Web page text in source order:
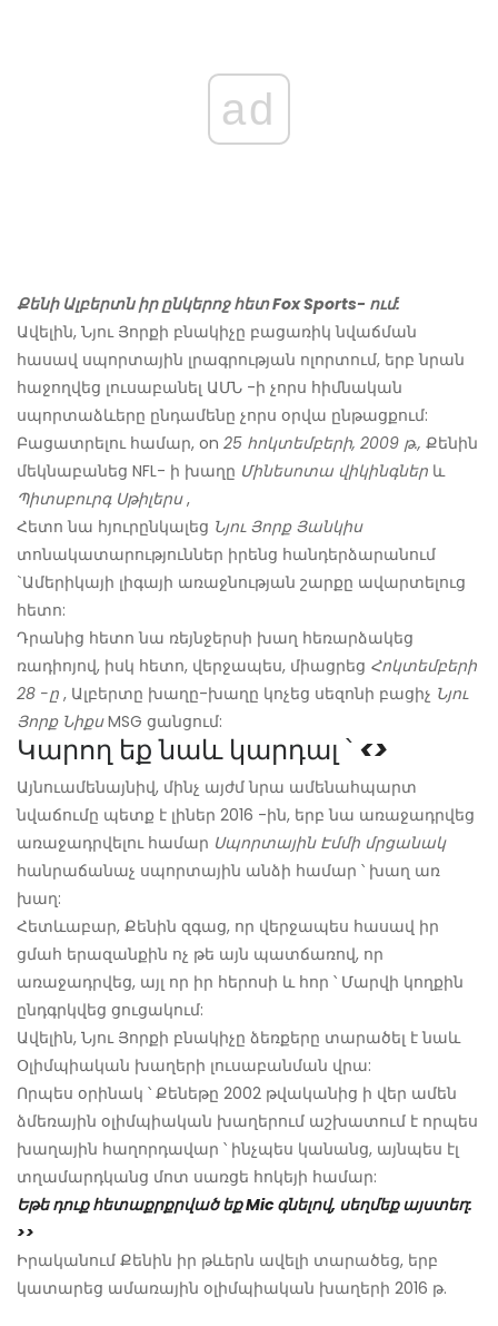
ad
Քենի Ալբերտն իր ընկերոջ հետ Fox Sports- ում:
Ավելին, Նյու Յորքի բնակիչը բացառիկ նվաճման
հասավ սպորտային լրագրության ոլորտում, երբ նրան
հաջողվեց լուսաբանել ԱՄՆ -ի չորս հիմնական
սպորտաձևերը ընդամենը չորս օրվա ընթացքում:
Բացատրելու համար, on 25 հոկտեմբերի, 2009 թ., Քենին
մեկնաբանեց NFL- ի խաղը Մինեսոտա վիկինգներ և
Պիտսբուրգ Սթիլերս,
Հետո նա հյուրընկալեց Նյու Յորք Յանկիս
տոնակատարություններ իրենց հանդերձարանում
`Ամերիկայի լիգայի առաջնության շարքը ավարտելուց
հետո:
Դրանից հետո նա ռեյնջերսի խաղ հեռարձակեց
ռադիոյով, իսկ հետո, վերջապես, միացրեց Հոկտեմբերի
28 -ը , Ալբերտը խաղը-խաղը կոչեց սեզոնի բացիչ Նյու
Յորք ՆիքսMSG ցանցում:
Կարող եք նաև կարդալ ՝ <>
Այնուամենայնիվ, մինչ այժմ նրա ամենահպարտ
նվաճումը պետք է լիներ 2016 -ին, երբ նա առաջադրվեց
առաջադրվելու համար Սպորտային Էմմի մրցանակ
հանրաճանաչ սպորտային անձի համար ՝ խաղ առ
խաղ:
Հետևաբար, Քենին զգաց, որ վերջապես հասավ իր
ցմահ երազանքին ոչ թե այն պատճառով, որ
առաջադրվեց, այլ որ իր հերոսի և հոր ՝ Մարվի կողքին
ընդգրկվեց ցուցակում:
Ավելին, Նյու Յորքի բնակիչը ձեռքերը տարածել է նաև
Օլիմպիական խաղերի լուսաբանման վրա:
Որպես օրինակ ՝ Քենեթը 2002 թվականից ի վեր ամեն
ձմեռային օլիմպիական խաղերում աշխատում է որպես
խաղային հաղորդավար ՝ ինչպես կանանց, այնպես էլ
տղամարդկանց մոտ սառցե հոկեյի համար:
Եթե ​​դուք հետաքրքրված եք Mic գնելով, սեղմեք այստեղ:
>>
Իրականում Քենին իր թևերն ավելի տարածեց, երբ
կատարեց ամառային օլիմպիական խաղերի 2016 թ.